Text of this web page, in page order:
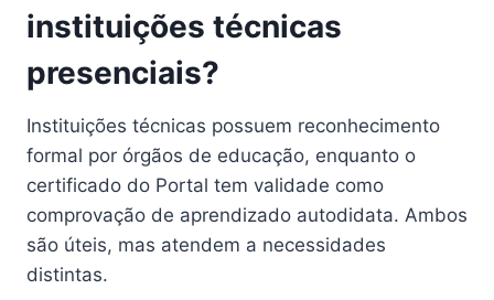
instituições técnicas
presenciais?
Instituições técnicas possuem reconhecimento
formal por órgãos de educação, enquanto o
certificado do Portal tem validade como
comprovação de aprendizado autodidata. Ambos
são úteis, mas atendem a necessidades
distintas.